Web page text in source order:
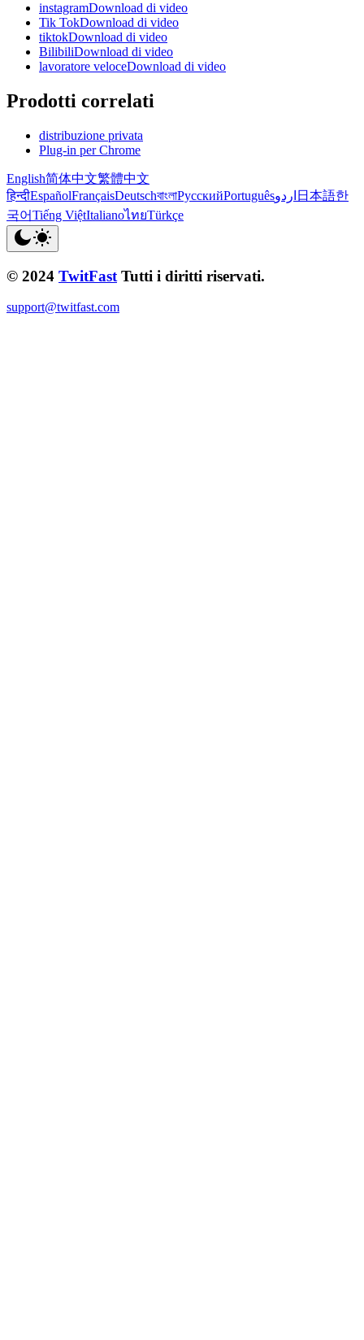
instagramDownload di video
Tik TokDownload di video
tiktokDownload di video
BilibiliDownload di video
lavoratore veloceDownload di video
Prodotti correlati
distribuzione privata
Plug-in per Chrome
English简体中文繁體中文
हिन्दीEspañolFrançaisDeutschবাংলাРусскийPortuguêsاردو 日本語한
국어Tiếng ViệtItalianoไทยTürkçe
© 2024 TwitFast Tutti i diritti riservati.
support@twitfast.com